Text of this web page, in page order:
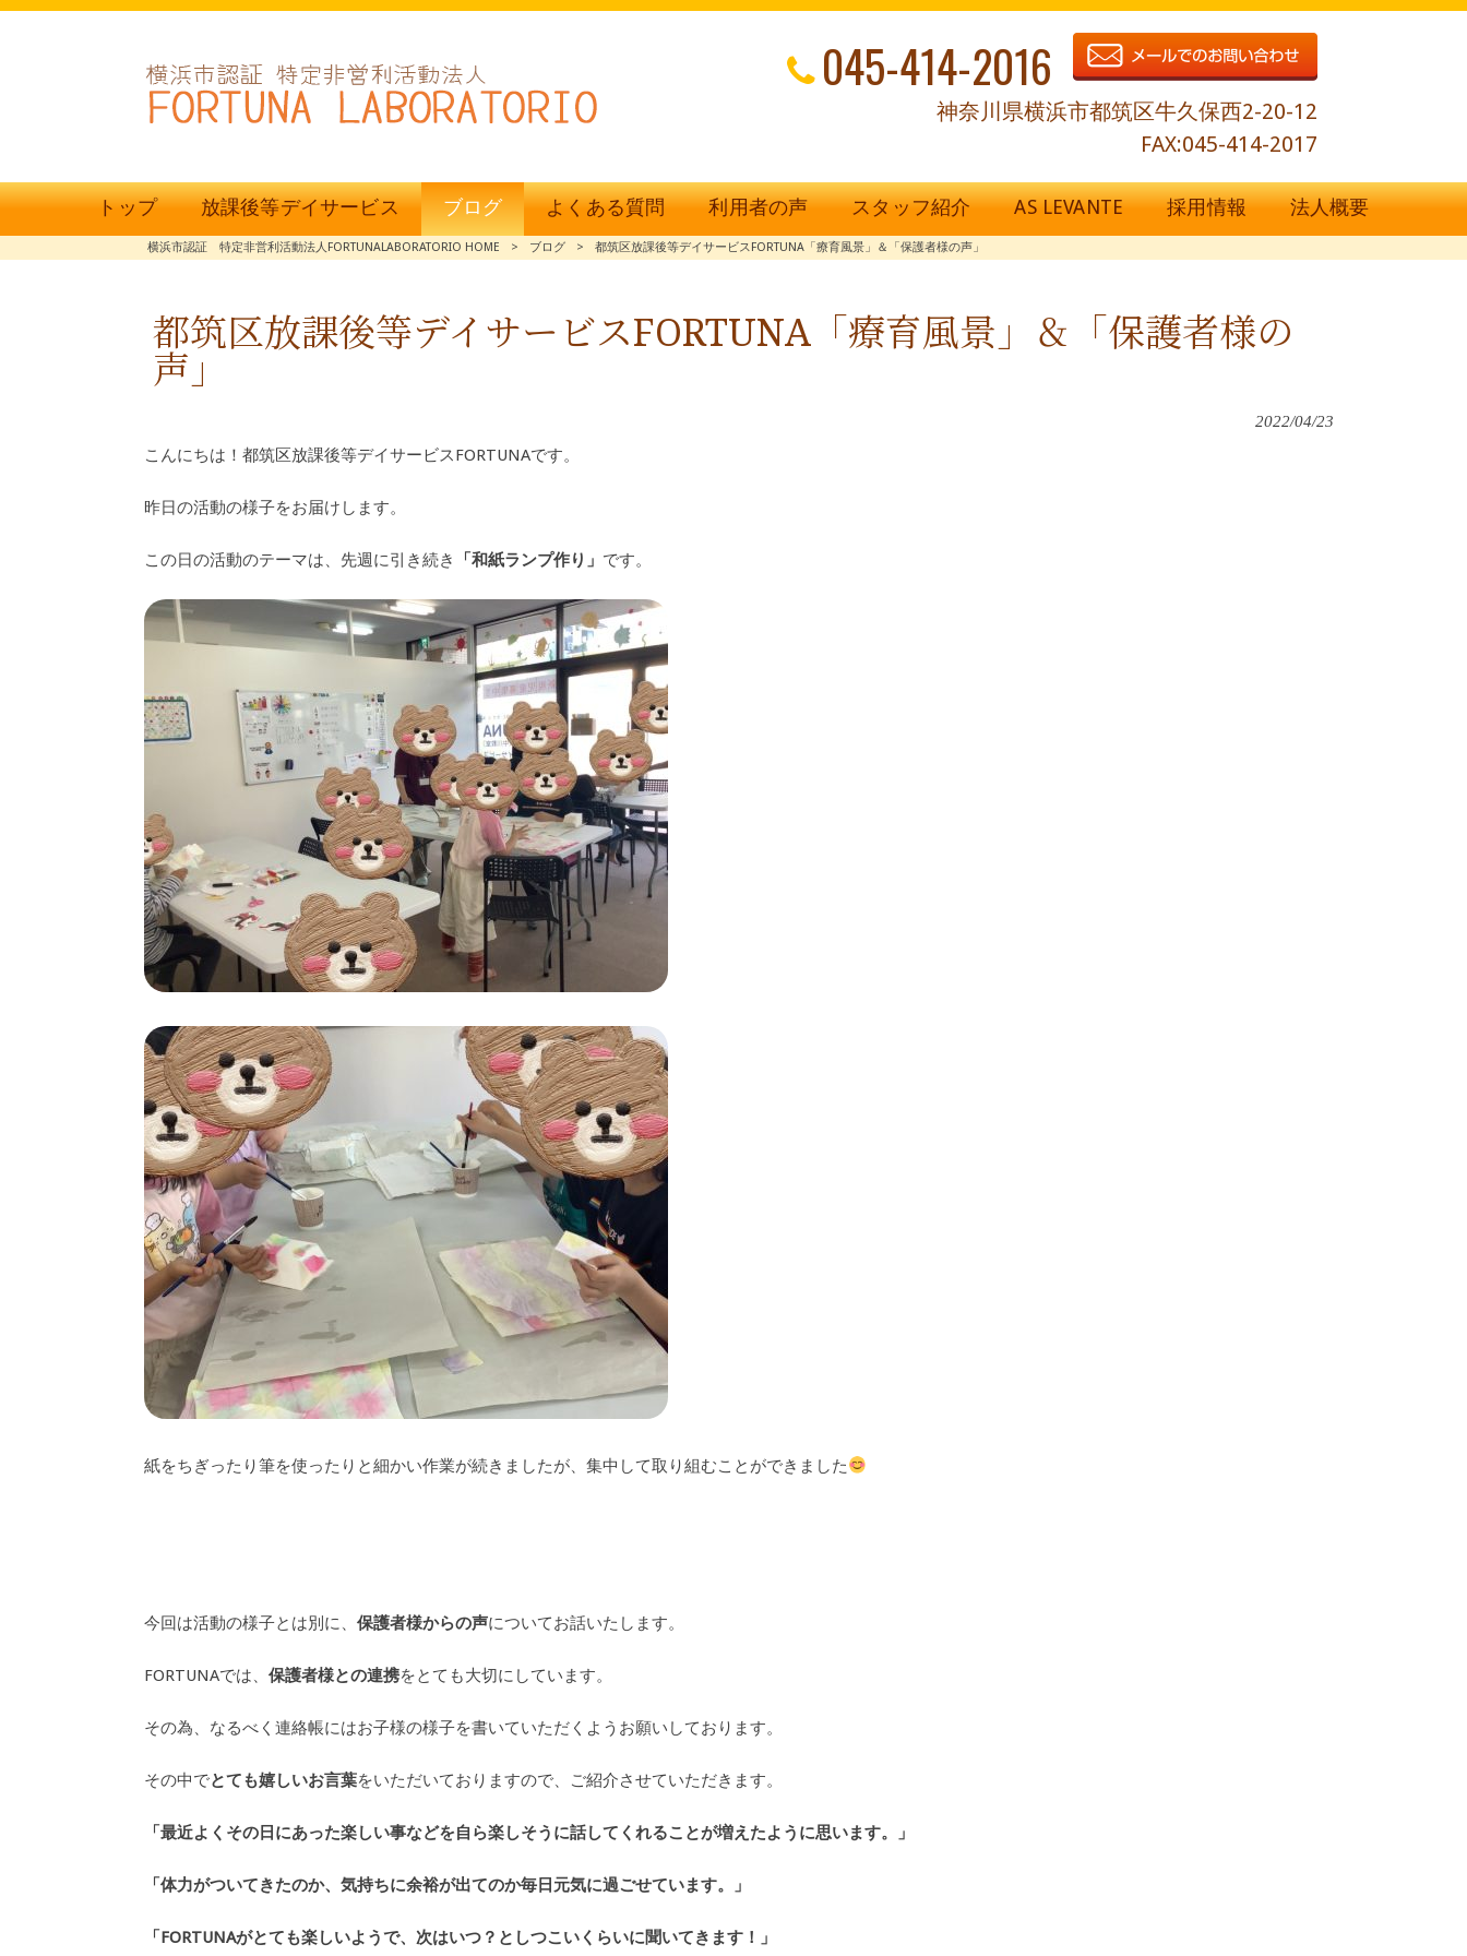
045-414-2016
神奈川県横浜市都筑区牛久保西2-20-12
FAX:045-414-2017
トップ 放課後等デイサービス ブログ よくある質問 利用者の声 スタッフ紹介 AS LEVANTE 採用情報 法人概要
横浜市認証 特定非営利活動法人FORTUNALABORATORIO HOME > ブログ > 都筑区放課後等デイサービスFORTUNA「療育風景」＆「保護者様の声」
都筑区放課後等デイサービスFORTUNA「療育風景」＆「保護者様の
声」
2022/04/23
こんにちは！都筑区放課後等デイサービスFORTUNAです。
昨日の活動の様子をお届けします。
この日の活動のテーマは、先週に引き続き 「和紙ランプ作り」 です。
紙をちぎったり筆を使ったりと細かい作業が続きましたが、集中して取り組むことができました
今回は活動の様子とは別に、 保護者様からの声についてお話いたします。
FORTUNAでは、 保護者様との連携をとても大切にしています。
その為、なるべく連絡帳にはお子様の様子を書いていただくようお願いしております。
その中でとても嬉しいお言葉をいただいておりますので、ご紹介させていただきます。
「最近よくその日にあった楽しい事などを自ら楽しそうに話してくれることが増えたように思います。」
「体力がついてきたのか、気持ちに余裕が出てのか毎日元気に過ごせています。」
「FORTUNAがとても楽しいようで、次はいつ？としつこいくらいに聞いてきます！」